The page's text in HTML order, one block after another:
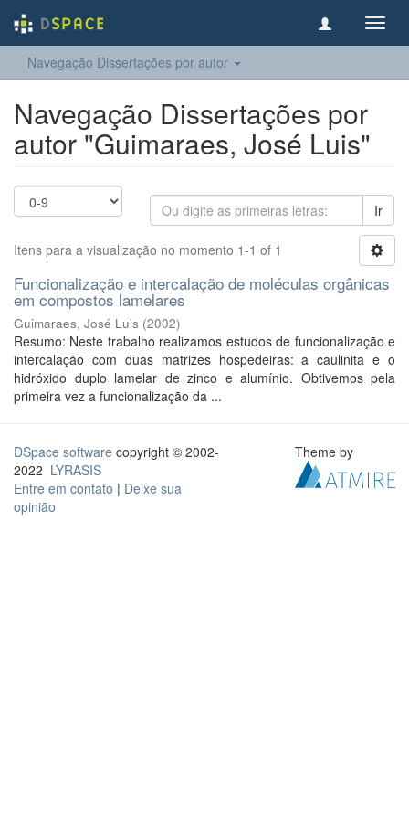
Navegação Dissertações por autor
Navegação Dissertações por
autor "Guimaraes, José Luis"
Ir
Itens para a visualização no momento 1-1 of 1
Funcionalização e intercalação de moléculas orgânicas
em compostos lamelares
Guimaraes, José Luis (2002)
Resumo: Neste trabalho realizamos estudos de funcionalização e
intercalação com duas matrizes hospedeiras: a caulinita e o
hidróxido duplo lamelar de zinco e alumínio. Obtivemos pela
primeira vez a funcionalização da ...
DSpace software copyright © 2002-
2022 LYRASIS
Entre em contato | Deixe sua
opinião
Theme by